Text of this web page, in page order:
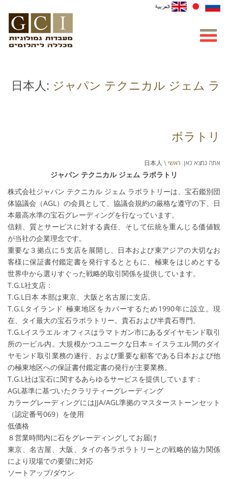
日本人: ジャパン テクニカル ジェム ラ
ボラトリ
אתה נמצא כאן: ראשי \ 日本人
ジャパン テクニカル ジェム ラボラトリ
株式会社ジャパン テクニカル ジェム ラボラトリーは、宝石鑑別団
体協議会（AGL）の会員として、協議会規約の厳格な遵守の下、日
本最高水準の宝石グレーディングを行なっています。
信頼、質とサービスに対する責任、そして伝統を重んじる価値観
が当社の企業理念です。
重要な３拠点に５支店を展開し、日本および東アジアの大切なお
客様に保証書付鑑定書を発行するとともに、極東をはじめとする
世界中から選りすぐった戦略的取引関係を提供しています。
T.G.L社支店：
T.G.L日本 本部は東京、大阪と名古屋に支店。
T.G.Lタイランド 極東地区をカバーするため1990年に設立。現
在、タイ最大の宝石ラボラトリー。貴石および半貴石専門。
T.G.Lイスラエル オフィスはラマトガン市にあるダイヤモンド取引
所の一ビル内。大規模かつユニークな日本＝イスラエル間のダイ
ヤモンド取引業務の遂行、および重要な顧客である日本および他
の極東地区への保証書付鑑定書の発行が主要業務。
T.G.L社は宝石に関するあらゆるサービスを提供しています：
AGL基準に基づいたクラリティーグレーディング
カラーグレーディングにはJJA/AGL準拠のマスターストーンセット
（認定番号069）を使用
低価格
８営業時間内に石をグレーディングしてお届け
東京、名古屋、大阪、タイの各ラボラトリーとの戦略的協力関係
により現場での要望に対応
ソートアップ/ダウン